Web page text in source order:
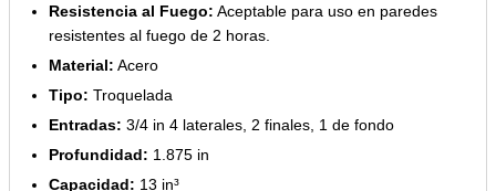
Resistencia al Fuego: Aceptable para uso en paredes
resistentes al fuego de 2 horas.
Material: Acero
Tipo: Troquelada
Entradas: 3/4 in 4 laterales, 2 finales, 1 de fondo
Profundidad: 1.875 in
Capacidad: 13 in³